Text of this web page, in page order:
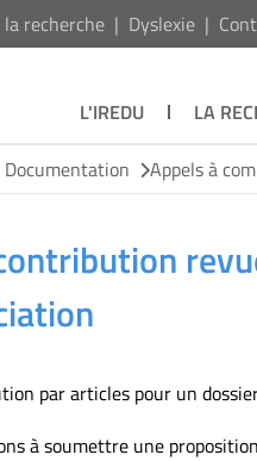
la recherche Dyslexie
L'IREDU LA
Appels à
par articles pour un
à soumettre une